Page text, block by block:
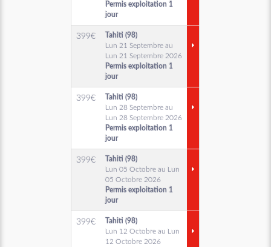
Permis exploitation 1
jour
399€
Tahiti (98)
Lun 21 Septembre au
Lun 21 Septembre 2026
Permis exploitation 1
jour
399€
Tahiti (98)
Lun 28 Septembre au
Lun 28 Septembre 2026
Permis exploitation 1
jour
399€
Tahiti (98)
Lun 05 Octobre au Lun
05 Octobre 2026
Permis exploitation 1
jour
399€
Tahiti (98)
Lun 12 Octobre au Lun
12 Octobre 2026